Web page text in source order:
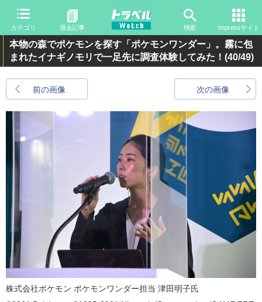
カテゴリ 過去記事 検索 Impressサイト
本物の森でポケモンを探す「ポケモンワンダー」。霧に包
まれたイナギノモリで一足先に調査体験してみた！ (40/49)
前の画像 次の画像
株式会社ポケモン ポケモンワンダー担当 津田明子氏